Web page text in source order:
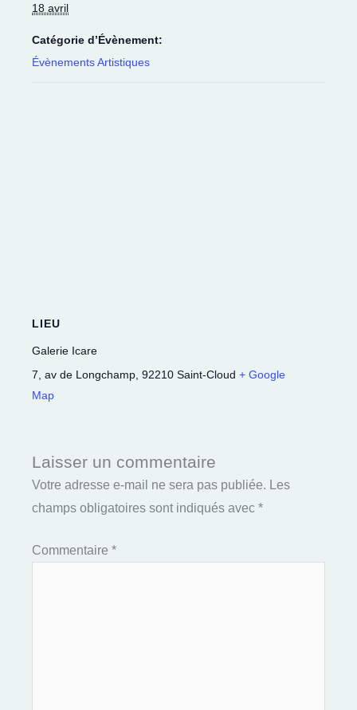
18 avril
Catégorie d’Évènement:
Évènements Artistiques
LIEU
Galerie Icare
7, av de Longchamp 92210 Saint-Cloud + Google
Map
Laisser un commentaire
Votre adresse e-mail ne sera pas publiée. Les
champs obligatoires sont indiqués avec *
Commentaire *